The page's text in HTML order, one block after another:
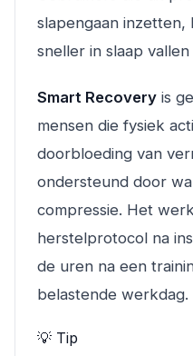
slapengaan inzetten,
sneller in slaap vallen
Smart Recovery is
mensen die fysiek
doorbloeding van
ondersteund door
compressie. Het
herstelprotocol na
de uren na een
belastende werkdag.
💡 Tip